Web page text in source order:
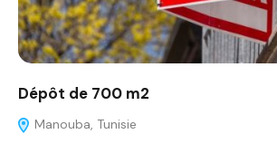
Dépôt de 700 m2
Manouba, Tunisie